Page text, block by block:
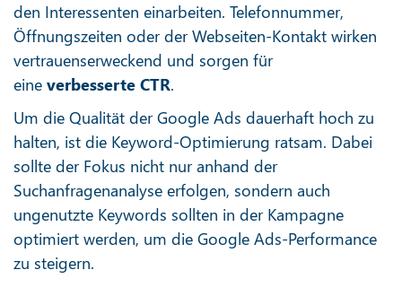
den Interessenten einarbeiten. Telefonnummer,
Öffnungszeiten oder der Webseiten-Kontakt wirken
vertrauenserweckend und sorgen für
eine verbesserte CTR.
Um die Qualität der Google Ads dauerhaft hoch zu
halten, ist die Keyword-Optimierung ratsam. Dabei
sollte der Fokus nicht nur anhand der
Suchanfragenanalyse erfolgen, sondern auch
ungenutzte Keywords sollten in der Kampagne
optimiert werden, um die Google Ads-Performance
zu steigern.